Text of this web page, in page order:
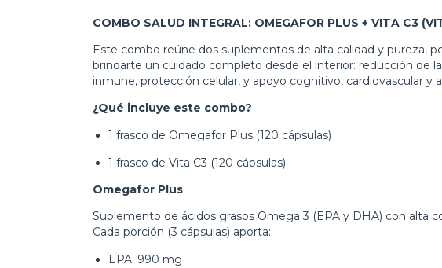
COMBO SALUD INTEGRAL: OMEGAFOR PLUS + VITA C3
Este combo reúne dos suplementos de alta calidad y pureza,
brindarte un cuidado completo desde el interior: reducción de
inmune, protección celular, y apoyo cognitivo, cardiovascular y
¿Qué incluye este combo?
1 frasco de Omegafor Plus (120 cápsulas)
1 frasco de Vita C3 (120 cápsulas)
Omegafor Plus
Suplemento de ácidos grasos Omega 3 (EPA y DHA) con alta
Cada porción (3 cápsulas) aporta:
EPA: 990 mg